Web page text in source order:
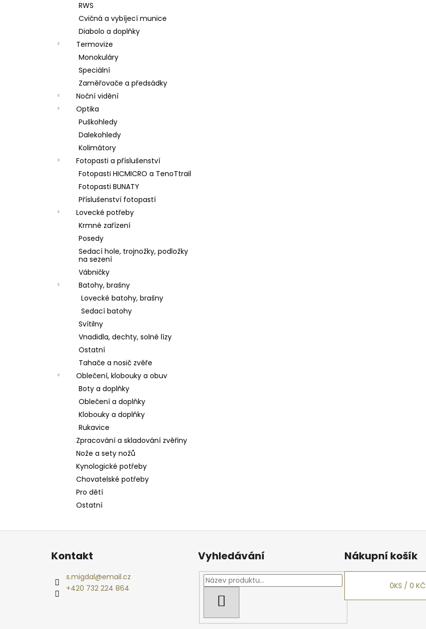
RWS
Cvičná a vybíjecí munice
Diabolo a doplňky
Termovize
Monokuláry
Speciální
Zaměřovače a předsádky
Noční vidění
Optika
Puškohledy
Dalekohledy
Kolimátory
Fotopasti a příslušenství
Fotopasti HICMICRO a TenoTtrail
Fotopasti BUNATY
Příslušenství fotopastí
Lovecké potřeby
Krmné zařízení
Posedy
Sedací hole, trojnožky, podložky
na sezení
Vábničky
Batohy, brašny
Lovecké batohy, brašny
Sedací batohy
Svítilny
Vnadidla, dechty, solné lízy
Ostatní
Tahače a nosič zvěře
Oblečení, klobouky a obuv
Boty a doplňky
Oblečení a doplňky
Klobouky a doplňky
Rukavice
Zpracování a skladování zvěřiny
Nože a sety nožů
Kynologické potřeby
Chovatelské potřeby
Pro dětí
Ostatní
Z
Kontakt
s.migdal@email.cz
+420 732 224 864
Vyhledávání Nákupní košík
0KS /0 KČ